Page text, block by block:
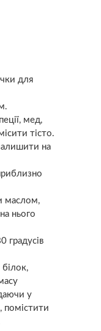
для
мед,
тісто.
на
маслом,
нього
градусів
у
помістити